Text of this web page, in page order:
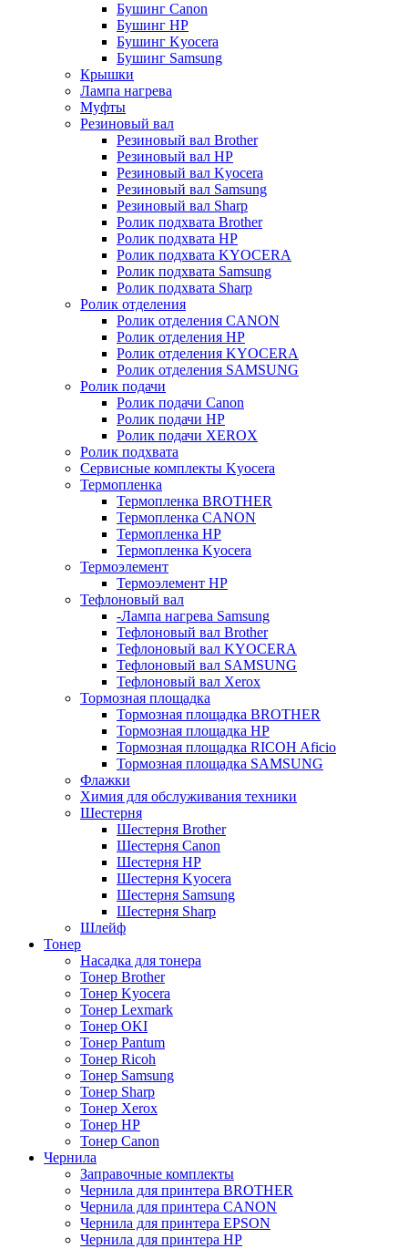
Бушинг Canon
Бушинг HP
Бушинг Kyocera
Бушинг Samsung
Крышки
Лампа нагрева
Муфты
Резиновый вал
Резиновый вал Brother
Резиновый вал HP
Резиновый вал Kyocera
Резиновый вал Samsung
Резиновый вал Sharp
Ролик подхвата Brother
Ролик подхвата HP
Ролик подхвата KYOCERA
Ролик подхвата Samsung
Ролик подхвата Sharp
Ролик отделения
Ролик отделения CANON
Ролик отделения HP
Ролик отделения KYOCERA
Ролик отделения SAMSUNG
Ролик подачи
Ролик подачи Canon
Ролик подачи HP
Ролик подачи XEROX
Ролик подхвата
Сервисные комплекты Kyocera
Термопленка
Термопленка BROTHER
Термопленка CANON
Термопленка HP
Термопленка Kyocera
Термоэлемент
Термоэлемент НР
Тефлоновый вал
-Лампа нагрева Samsung
Тефлоновый вал Brother
Тефлоновый вал KYOCERA
Тефлоновый вал SAMSUNG
Тефлоновый вал Xerox
Тормозная площадка
Тормозная площадка BROTHER
Тормозная площадка HP
Тормозная площадка RICOH Aficio
Тормозная площадка SAMSUNG
Флажки
Химия для обслуживания техники
Шестерня
Шестерня Brother
Шестерня Canon
Шестерня HP
Шестерня Kyocera
Шестерня Samsung
Шестерня Sharp
Шлейф
Тонер
Насадка для тонера
Тонер Brother
Тонер Kyocera
Тонер Lexmark
Тонер OKI
Тонер Pantum
Тонер Ricoh
Тонер Samsung
Тонер Sharp
Тонер Xerox
Тонер НР
Тонер Саnon
Чернила
Заправочные комплекты
Чернила для принтера BROTHER
Чернила для принтера CANON
Чернила для принтера EPSON
Чернила для принтера HP